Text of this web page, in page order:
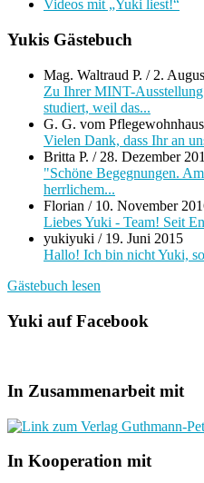
Videos mit „Yuki liest!“
Yukis Gästebuch
Mag. Waltraud P. / 2.
Zu Ihrer MINT-
studiert, weil das...
G. G. vom
Vielen Dank, dass Ihr an
Britta P. / 28. Dezember
"Schöne Begegnungen.
herrlichem...
Florian / 10. November
Liebes Yuki - Team! Seit
yukiyuki / 19. Juni 2015
Hallo! Ich bin nicht Yuki,
Gästebuch lesen
Yuki auf Facebook
In Zusammenarbeit mit
In Kooperation mit